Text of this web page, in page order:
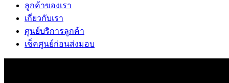
ลูกค้าของเรา
เกี่ยวกับเรา
ศูนย์บริการลูกค้า
เช็คศูนย์ก่อนส่งมอบ